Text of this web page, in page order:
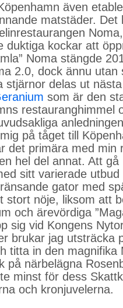
även
matstäder. Det
duktiga kockar att
Noma stängde
2.0, dock ännu utan
stjärnor delas ut
som är den
restauranghimmel
på tåget till
det primära med min
hel del annat. Att gå
sitt varierade
gator med
stort nöje, liksom att
och ärevördiga
sig vid Kongens
brukar jag utsträcka
titta in den magnifika
på närbelägna
minst för dess
och kronjuvelerna.